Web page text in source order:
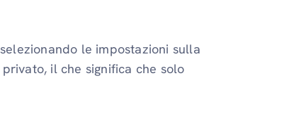
le impostazioni sulla
il che significa che solo